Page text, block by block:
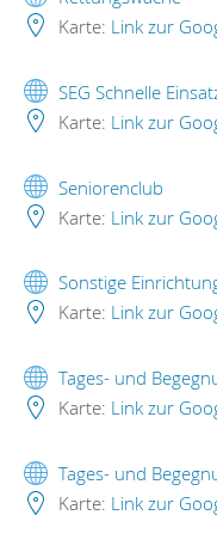
Karte: Link zur
SEG Schnelle
Karte: Link zur
Seniorenclub
Karte: Link zur
Sonstige
Karte: Link zur
Tages- und
Karte: Link zur
Tages- und
Karte: Link zur